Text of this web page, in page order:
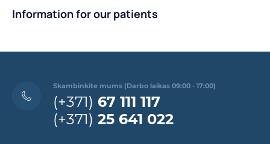
Information for our patients
Skambinkite mums (Darbo laikas 09:00 - 17:00)
(+371) 67 111 117
(+371) 25 641 022